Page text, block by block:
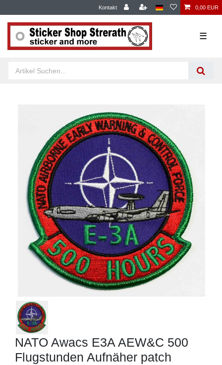
Kontakt 0,00 EUR
☰
NATO Awacs E3A AEW&C 500
Flugstunden Aufnäher patch